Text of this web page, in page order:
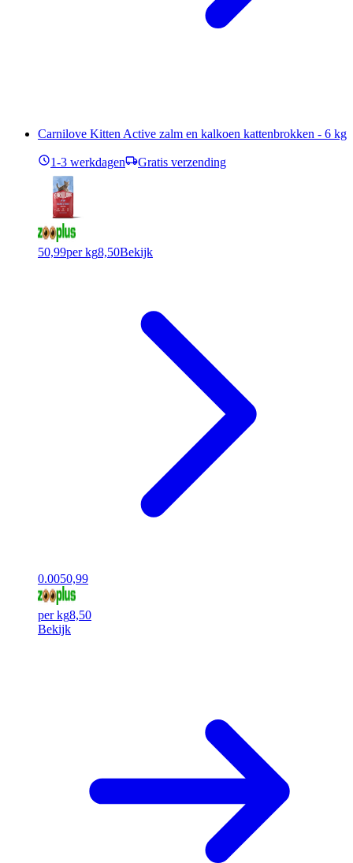
Carnilove Kitten Active zalm en kalkoen kattenbrokken - 6 kg
1-3 werkdagen Gratis verzending
50,99per kg8,50Bekijk
0.0050,99
per kg8,50
Bekijk